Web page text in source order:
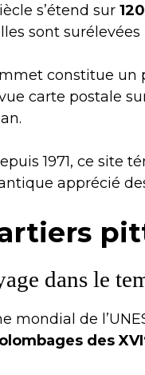
s’étend sur
sont
constitue un
carte postale
1971, ce site
apprécié
dans le
mondial de
des